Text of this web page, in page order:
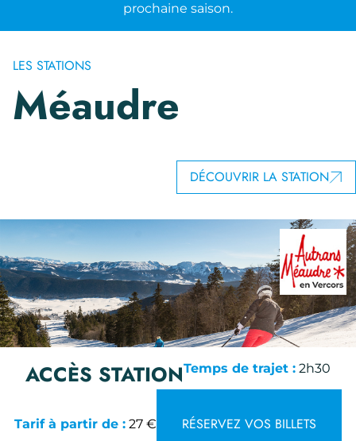
prochaine saison.
LES STATIONS
Méaudre
DÉCOUVRIR LA STATION
ACCÈS STATIONTemps de trajet : 2h30
Tarif à partir de : 27 € RÉSERVEZ VOS BILLETS